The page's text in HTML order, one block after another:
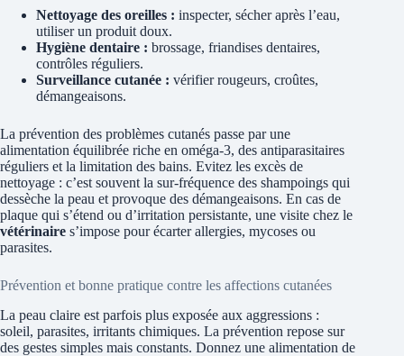
Nettoyage des oreilles : inspecter, sécher après l’eau,
utiliser un produit doux.
Hygiène dentaire : brossage, friandises dentaires,
contrôles réguliers.
Surveillance cutanée : vérifier rougeurs, croûtes,
démangeaisons.
La prévention des problèmes cutanés passe par une
alimentation équilibrée riche en oméga-3, des antiparasitaires
réguliers et la limitation des bains. Evitez les excès de
nettoyage : c’est souvent la sur-fréquence des shampoings qui
dessèche la peau et provoque des démangeaisons. En cas de
plaque qui s’étend ou d’irritation persistante, une visite chez le
vétérinaire s’impose pour écarter allergies, mycoses ou
parasites.
Prévention et bonne pratique contre les affections cutanées
La peau claire est parfois plus exposée aux aggressions :
soleil, parasites, irritants chimiques. La prévention repose sur
des gestes simples mais constants. Donnez une alimentation de